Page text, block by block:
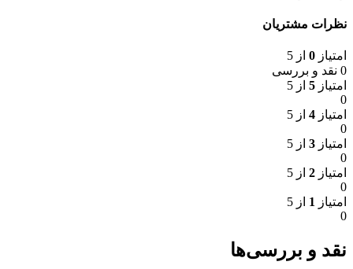
نظرات مشتریان
امتیاز 0 از 5
0 نقد و بررسی
امتیاز 5 از 5
0
امتیاز 4 از 5
0
امتیاز 3 از 5
0
امتیاز 2 از 5
0
امتیاز 1 از 5
0
نقد و بررسی‌ها